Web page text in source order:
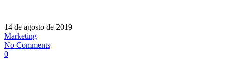
14 de agosto de 2019
Marketing
No Comments
0